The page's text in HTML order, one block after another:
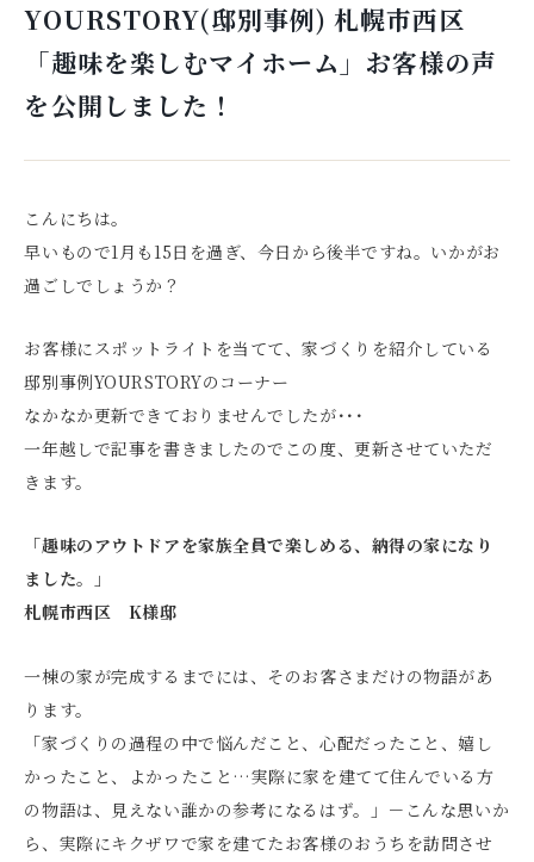
YOURSTORY(邸別事例) 札幌市西区
「趣味を楽しむマイホーム」お客様の声
を公開しました！
こんにちは。
早いもので1月も15日を過ぎ、今日から後半ですね。いかがお
過ごしでしょうか？
お客様にスポットライトを当てて、家づくりを紹介している
邸別事例YOURSTORYのコーナー
なかなか更新できておりませんでしたが･･･
一年越しで記事を書きましたのでこの度、更新させていただ
きます。
「趣味のアウトドアを家族全員で楽しめる、納得の家になり
ました。」
札幌市西区 K様邸
一棟の家が完成するまでには、そのお客さまだけの物語があ
ります。
「家づくりの過程の中で悩んだこと、心配だったこと、嬉し
かったこと、よかったこと…実際に家を建てて住んでいる方
の物語は、見えない誰かの参考になるはず。」－こんな思いか
ら、実際にキクザワで家を建てたお客様のおうちを訪問させ